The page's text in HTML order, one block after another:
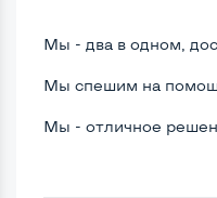
Мы - два в одном,
Мы спешим на
Мы - отличное